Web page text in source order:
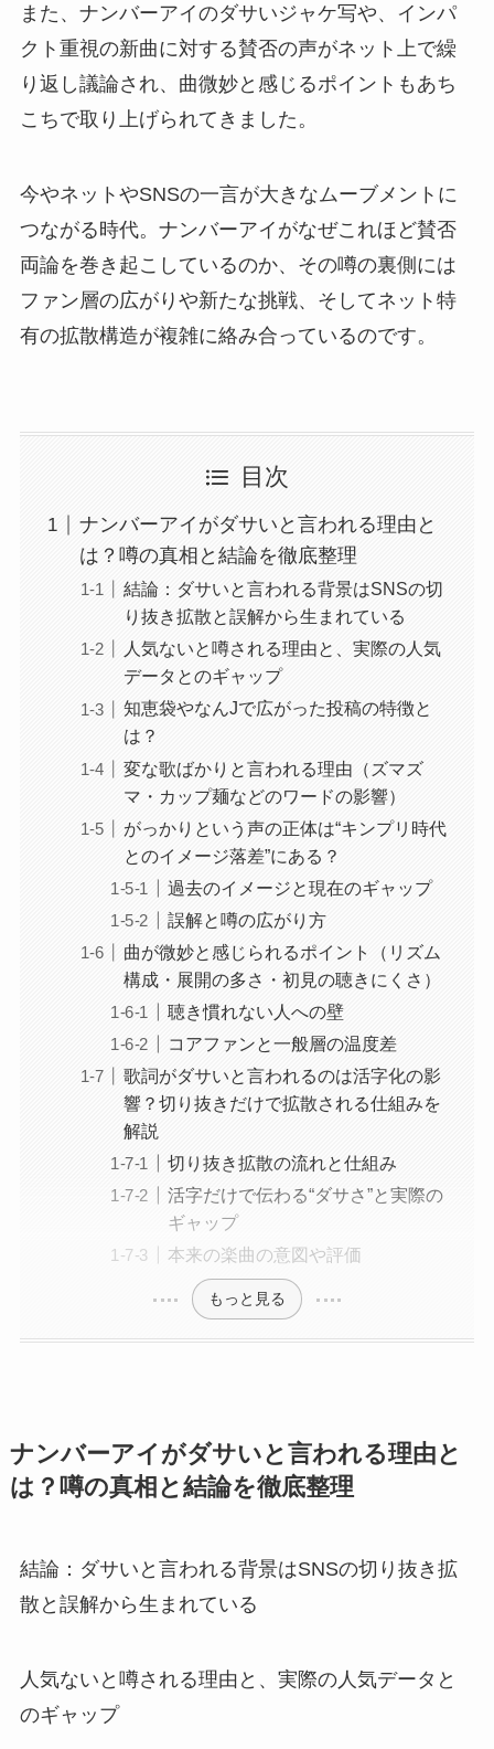
また、ナンバーアイのダサいジャケ写や、インパ
クト重視の新曲に対する賛否の声がネット上で繰
り返し議論され、曲微妙と感じるポイントもあち
こちで取り上げられてきました。
今やネットやSNSの一言が大きなムーブメントに
つながる時代。ナンバーアイがなぜこれほど賛否
両論を巻き起こしているのか、その噂の裏側には
ファン層の広がりや新たな挑戦、そしてネット特
有の拡散構造が複雑に絡み合っているのです。
目次
ナンバーアイがダサいと言われる理由と
は？噂の真相と結論を徹底整理
結論：ダサいと言われる背景はSNSの切
り抜き拡散と誤解から生まれている
人気ないと噂される理由と、実際の人気
データとのギャップ
知恵袋やなんJで広がった投稿の特徴と
は？
変な歌ばかりと言われる理由（ズマズ
マ・カップ麺などのワードの影響）
がっかりという声の正体は“キンプリ時代
とのイメージ落差”にある？
過去のイメージと現在のギャップ
誤解と噂の広がり方
曲が微妙と感じられるポイント（リズム
構成・展開の多さ・初見の聴きにくさ）
聴き慣れない人への壁
コアファンと一般層の温度差
歌詞がダサいと言われるのは活字化の影
響？切り抜きだけで拡散される仕組みを
解説
切り抜き拡散の流れと仕組み
活字だけで伝わる“ダサさ”と実際の
ギャップ
本来の楽曲の意図や評価
もっと見る
ナンバーアイがダサいと言われる理由と
は？噂の真相と結論を徹底整理
結論：ダサいと言われる背景はSNSの切り抜き拡
散と誤解から生まれている
人気ないと噂される理由と、実際の人気データと
のギャップ